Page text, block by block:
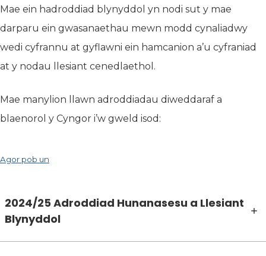
Mae ein hadroddiad blynyddol yn nodi sut y mae
darparu ein gwasanaethau mewn modd cynaliadwy
wedi cyfrannu at gyflawni ein hamcanion a’u cyfraniad
at y nodau llesiant cenedlaethol.
Mae manylion llawn adroddiadau diweddaraf a
blaenorol y Cyngor i’w gweld isod:
Agor pob un
2024/25 Adroddiad Hunanasesu a Llesiant
Blynyddol